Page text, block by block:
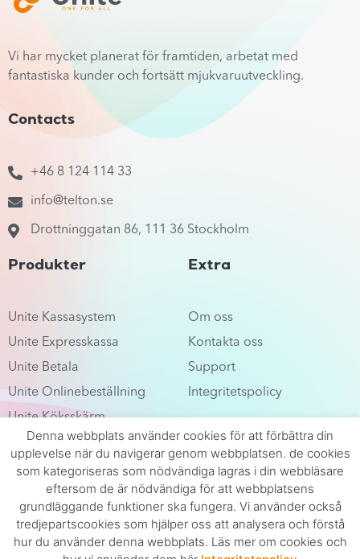
Vi har mycket planerat för framtiden, arbetat med
fantastiska kunder och fortsätt mjukvaruutveckling.
Contacts
+46 8 124 114 33
info@telton.se
Drottninggatan 86, 111 36 Stockholm
Produkter
Unite Kassasystem
Unite Expresskassa
Unite Betala
Unite Onlinebeställning
Unite Köksskärm
Unite Köskärm
Unite Betallösningar
Orderintegration
Fortnox Integration
Extra
Om oss
Kontakta oss
Support
Integritetspolicy
Copyright © 2023 Unite by Telton AB – Alla rättigheter förbehållna
Denna webbplats använder cookies för att förbättra din
upplevelse när du navigerar genom webbplatsen. de cookies
som kategoriseras som nödvändiga lagras i din webbläsare
eftersom de är nödvändiga för att webbplatsens
grundläggande funktioner ska fungera. Vi använder också
tredjepartscookies som hjälper oss att analysera och förstå
hur du använder denna webbplats. Läs mer om cookies och